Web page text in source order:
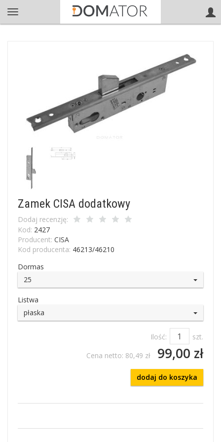
Zamek CISA dodatkowy
Dodaj recenzję:
Kod: 2427
Producent: CISA
Kod producenta: 46213/46210
Dormas
25
Listwa
płaska
Ilość:
szt.
Cena netto: 80,49 zł 99,00 zł
dodaj do koszyka